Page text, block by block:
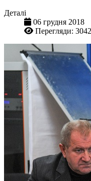
Деталі
06 грудня 2018
Перегляди: 3042